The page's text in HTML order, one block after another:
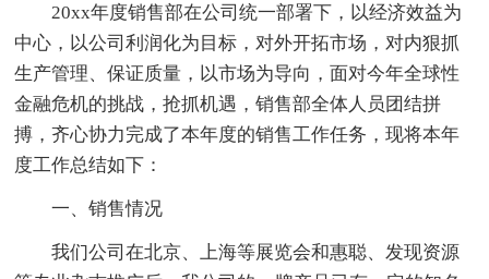
20xx年度销售部在公司统一部署下，以经济效益为
中心，以公司利润化为目标，对外开拓市场，对内狠抓
生产管理、保证质量，以市场为导向，面对今年全球性
金融危机的挑战，抢抓机遇，销售部全体人员团结拼
搏，齐心协力完成了本年度的销售工作任务，现将本年
度工作总结如下：
一、销售情况
我们公司在北京、上海等展览会和惠聪、发现资源